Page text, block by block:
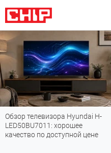
Обзор вертикального
пылесоса TROUVER G70 Detect:
убирается так, как другие не